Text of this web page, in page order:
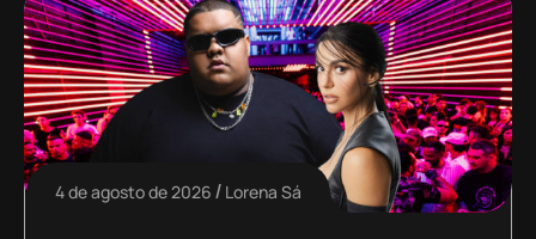
4 de agosto de 2026 Lorena Sá